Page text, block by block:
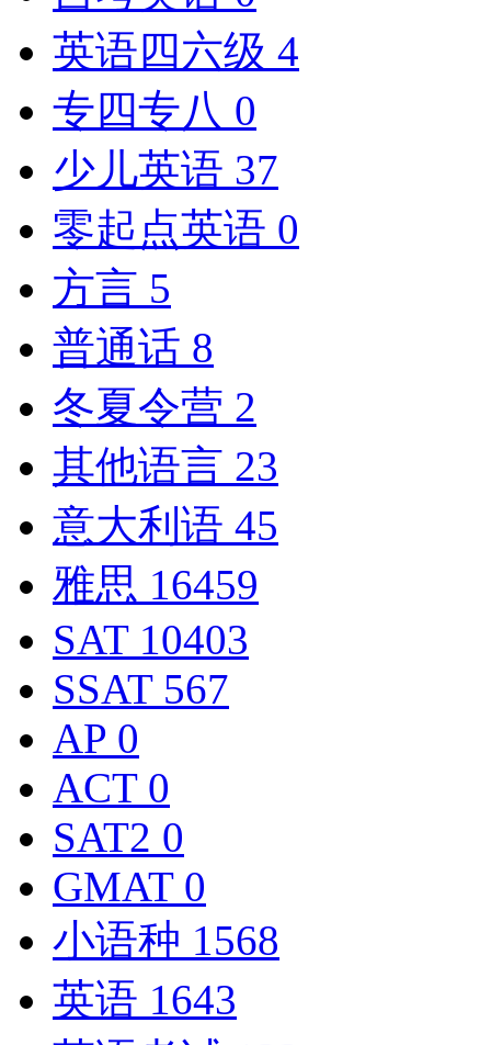
英语四六级 4
专四专八 0
少儿英语 37
零起点英语 0
方言 5
普通话 8
冬夏令营 2
其他语言 23
意大利语 45
雅思 16459
SAT 10403
SSAT 567
AP 0
ACT 0
SAT2 0
GMAT 0
小语种 1568
英语 1643